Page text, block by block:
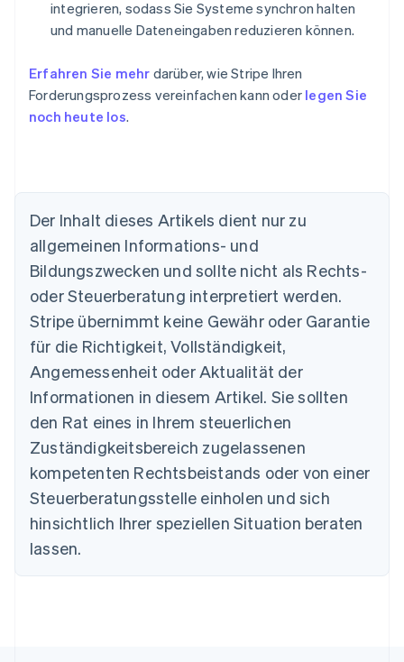
integrieren, sodass Sie Systeme synchron halten
und manuelle Dateneingaben reduzieren können.
Erfahren Sie mehr darüber, wie Stripe Ihren
Forderungsprozess vereinfachen kann oder legen Sie
noch heute los.
Der Inhalt dieses Artikels dient nur zu
allgemeinen Informations- und
Bildungszwecken und sollte nicht als Rechts-
oder Steuerberatung interpretiert werden.
Stripe übernimmt keine Gewähr oder Garantie
für die Richtigkeit, Vollständigkeit,
Angemessenheit oder Aktualität der
Informationen in diesem Artikel. Sie sollten
den Rat eines in Ihrem steuerlichen
Zuständigkeitsbereich zugelassenen
kompetenten Rechtsbeistands oder von einer
Steuerberatungsstelle einholen und sich
hinsichtlich Ihrer speziellen Situation beraten
lassen.
Australien
Belgien
NederlandsFrançaisDeutschEnglish
PortuguêsEnglish
Bulgarien
English
Dänemark
English
Deutschland
Estland
English
Festlandchina
简体中文 English
Finnland
EnglishSvenska
FrançaisEnglish
Gibraltar